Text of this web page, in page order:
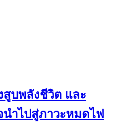
สูบพลังชีวิต และ
นำไปสู่ภาวะหมดไฟ